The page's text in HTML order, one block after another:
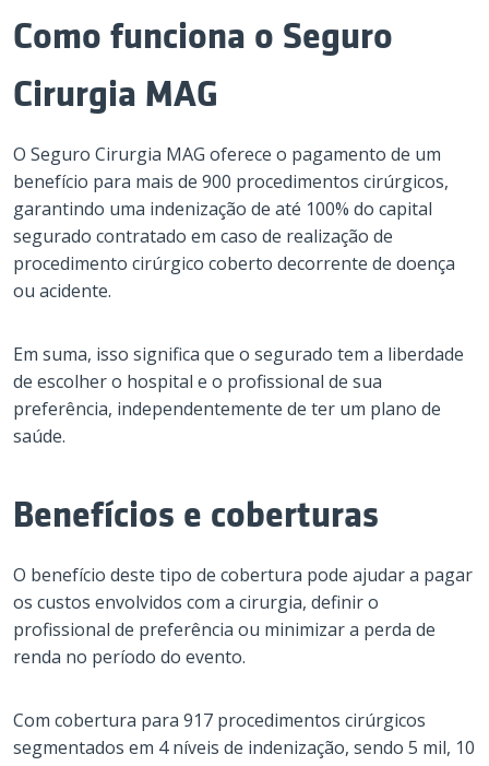
Como funciona o Seguro
Cirurgia MAG
O Seguro Cirurgia MAG oferece o pagamento de um
benefício para mais de 900 procedimentos cirúrgicos,
garantindo uma indenização de até 100% do capital
segurado contratado em caso de realização de
procedimento cirúrgico coberto decorrente de doença
ou acidente.
Em suma, isso significa que o segurado tem a liberdade
de escolher o hospital e o profissional de sua
preferência, independentemente de ter um plano de
saúde.
Benefícios e coberturas
O benefício deste tipo de cobertura pode ajudar a pagar
os custos envolvidos com a cirurgia, definir o
profissional de preferência ou minimizar a perda de
renda no período do evento.
Com cobertura para 917 procedimentos cirúrgicos
segmentados em 4 níveis de indenização, sendo 5 mil, 10